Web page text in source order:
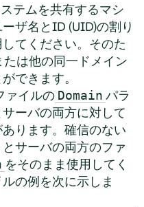
テムを共有するマシ
ザ名とID (UID)の割り
てください。そのた
は他の同一ドメイン
できます。
ァイルの Domain パラ
ーバの両方に対して
ります。確信のない
サーバの両方のファ
をそのまま使用してく
の例を次に示しま